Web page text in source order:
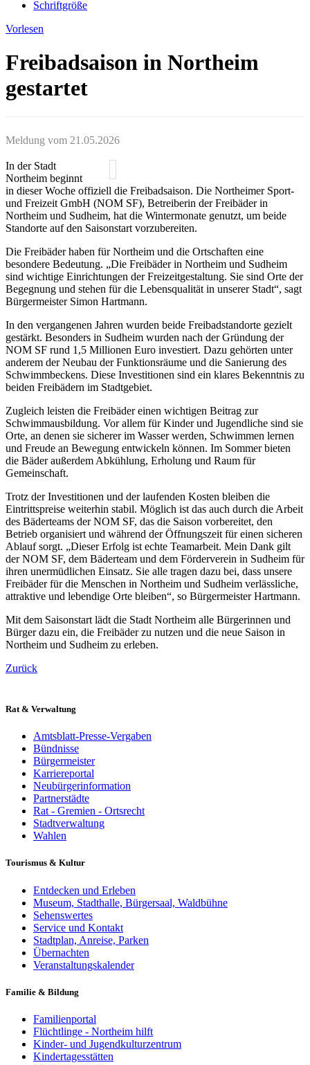
Schriftgröße
Vorlesen
Freibadsaison in Northeim
gestartet
Meldung vom 21.05.2026
In der Stadt
Northeim beginnt
in dieser Woche offiziell die Freibadsaison. Die Northeimer Sport-
und Freizeit GmbH (NOM SF), Betreiberin der Freibäder in
Northeim und Sudheim, hat die Wintermonate genutzt, um beide
Standorte auf den Saisonstart vorzubereiten.
Die Freibäder haben für Northeim und die Ortschaften eine
besondere Bedeutung. „Die Freibäder in Northeim und Sudheim
sind wichtige Einrichtungen der Freizeitgestaltung. Sie sind Orte der
Begegnung und stehen für die Lebensqualität in unserer Stadt“, sagt
Bürgermeister Simon Hartmann.
In den vergangenen Jahren wurden beide Freibadstandorte gezielt
gestärkt. Besonders in Sudheim wurden nach der Gründung der
NOM SF rund 1,5 Millionen Euro investiert. Dazu gehörten unter
anderem der Neubau der Funktionsräume und die Sanierung des
Schwimmbeckens. Diese Investitionen sind ein klares Bekenntnis zu
beiden Freibädern im Stadtgebiet.
Zugleich leisten die Freibäder einen wichtigen Beitrag zur
Schwimmausbildung. Vor allem für Kinder und Jugendliche sind sie
Orte, an denen sie sicherer im Wasser werden, Schwimmen lernen
und Freude an Bewegung entwickeln können. Im Sommer bieten
die Bäder außerdem Abkühlung, Erholung und Raum für
Gemeinschaft.
Trotz der Investitionen und der laufenden Kosten bleiben die
Eintrittspreise weiterhin stabil. Möglich ist das auch durch die Arbeit
des Bäderteams der NOM SF, das die Saison vorbereitet, den
Betrieb organisiert und während der Öffnungszeit für einen sicheren
Ablauf sorgt. „Dieser Erfolg ist echte Teamarbeit. Mein Dank gilt
der NOM SF, dem Bäderteam und dem Förderverein in Sudheim für
ihren unermüdlichen Einsatz. Sie alle tragen dazu bei, dass unsere
Freibäder für die Menschen in Northeim und Sudheim verlässliche,
attraktive und lebendige Orte bleiben“, so Bürgermeister Hartmann.
Mit dem Saisonstart lädt die Stadt Northeim alle Bürgerinnen und
Bürger dazu ein, die Freibäder zu nutzen und die neue Saison in
Northeim und Sudheim zu erleben.
Zurück
Rat & Verwaltung
Amtsblatt-Presse-Vergaben
Bündnisse
Bürgermeister
Karriereportal
Neubürgerinformation
Partnerstädte
Rat - Gremien - Ortsrecht
Stadtverwaltung
Wahlen
Tourismus & Kultur
Entdecken und Erleben
Museum, Stadthalle, Bürgersaal, Waldbühne
Sehenswertes
Service und Kontakt
Stadtplan, Anreise, Parken
Übernachten
Veranstaltungskalender
Familie & Bildung
Familienportal
Flüchtlinge - Northeim hilft
Kinder- und Jugendkulturzentrum
Kindertagesstätten